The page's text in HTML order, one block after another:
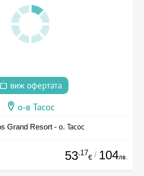
виж офертата
о-в Тасос
Grand Resort - о. Тасос
53.17
€ / 104лв.